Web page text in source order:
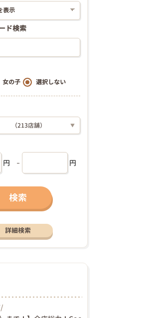
ド検索
女の子 選択しない
（213店舗） ▼
円 円
検索
詳細検索